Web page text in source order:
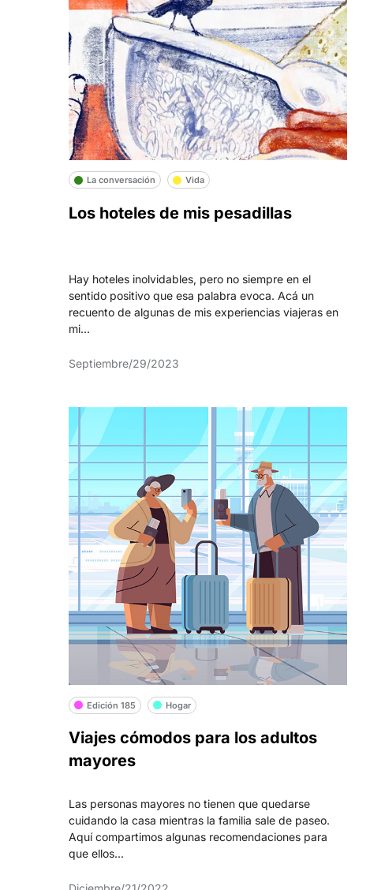
La conversación Vida
Los hoteles de mis pesadillas
Hay hoteles inolvidables, pero no siempre en el
sentido positivo que esa palabra evoca. Acá un
recuento de algunas de mis experiencias viajeras en
mi...
Septiembre/29/2023
Edición 185 Hogar
Viajes cómodos para los adultos
mayores
Las personas mayores no tienen que quedarse
cuidando la casa mientras la familia sale de paseo.
Aquí compartimos algunas recomendaciones para
que ellos...